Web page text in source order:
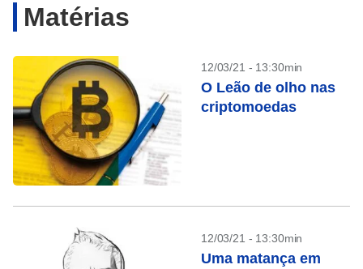
Matérias
12/03/21 - 13:30min
O Leão de olho nas
criptomoedas
12/03/21 - 13:30min
Uma matança em